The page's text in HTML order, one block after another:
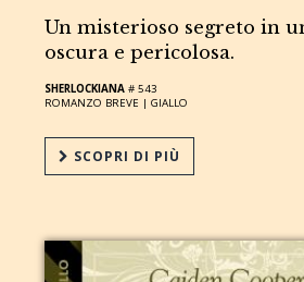
Un misterioso segreto in
oscura e pericolosa.
SHERLOCKIANA # 543
ROMANZO BREVE |GIALLO
SCOPRI DI PIÙ